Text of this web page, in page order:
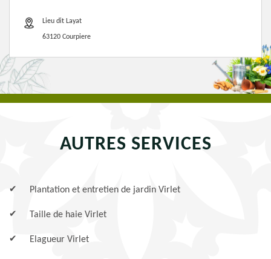
Lieu dit Layat
63120 Courpiere
AUTRES SERVICES
Plantation et entretien de jardin Virlet
Taille de haie Virlet
Elagueur Virlet